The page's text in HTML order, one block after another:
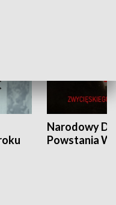
Narodowy
Powstania